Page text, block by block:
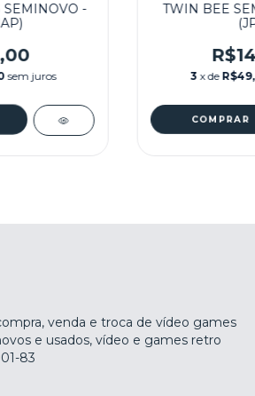
SEMINOVO -
sem juros
TWIN BEE
3 x de
venda e troca de vídeo games
e usados, vídeo e games retro
83